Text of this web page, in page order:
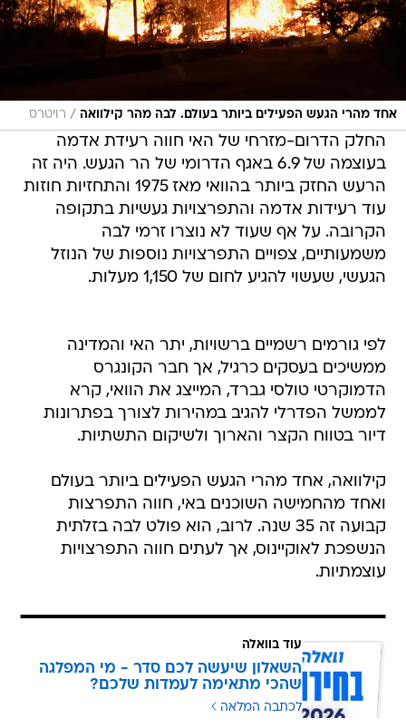
אחד מהרי הגעש הפעילים ביותר בעולם. לבה מהר קילוואה / רויטרס
החלק הדרום-מזרחי של האי חווה רעידת אדמה
בעוצמה של 6.9 באגף הדרומי של הר הגעש. היה זה
הרעש החזק ביותר בהוואי מאז 1975 והתחזיות חוזות
עוד רעידות אדמה והתפרצויות געשיות בתקופה
הקרובה. על אף שעוד לא נוצרו זרמי לבה
משמעותיים, צפויים התפרצויות נוספות של הנוזל
הגעשי, שעשוי להגיע לחום של 1,150 מעלות.
לפי גורמים רשמיים ברשויות, יתר האי והמדינה
ממשיכים בעסקים כרגיל, אך חבר הקונגרס
הדמוקרטי טולסי גברד, המייצג את הוואי, קרא
לממשל הפדרלי להגיב במהירות לצורך בפתרונות
דיור בטווח הקצר והארוך ולשיקום התשתיות.
קילוואה, אחד מהרי הגעש הפעילים ביותר בעולם
ואחד מהחמישה השוכנים באי, חווה התפרצות
קבועה זה 35 שנה. לרוב, הוא פולט לבה בזלתית
הנשפכת לאוקיינוס, אך לעתים חווה התפרצויות
עוצמתיות.
עוד בוואלה
השאלון שיעשה לכם סדר - מי המפלגה
שהכי מתאימה לעמדות שלכם?
לכתבה המלאה